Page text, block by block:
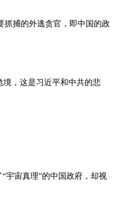
抓捕的外逃贪官，即中国的政
境，这是习近平和中共的悲
宇宙真理”的中国政府，却视